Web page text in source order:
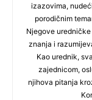
izazovima,
porodičnim
Njegove
znanja i
Kao urednik,
zajednicom,
njihova pitanja